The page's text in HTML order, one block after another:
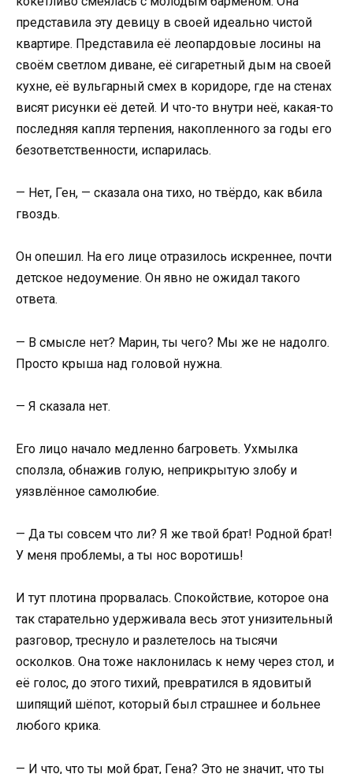
представила эту девицу в своей идеально чистой
квартире. Представила её леопардовые лосины на
своём светлом диване, её сигаретный дым на своей
кухне, её вульгарный смех в коридоре, где на стенах
висят рисунки её детей. И что-то внутри неё, какая-то
последняя капля терпения, накопленного за годы его
безответственности, испарилась.
— Нет, Ген, — сказала она тихо, но твёрдо, как вбила
гвоздь.
Он опешил. На его лице отразилось искреннее, почти
детское недоумение. Он явно не ожидал такого
ответа.
— В смысле нет? Марин, ты чего? Мы же не надолго.
Просто крыша над головой нужна.
— Я сказала нет.
Его лицо начало медленно багроветь. Ухмылка
сползла, обнажив голую, неприкрытую злобу и
уязвлённое самолюбие.
— Да ты совсем что ли? Я же твой брат! Родной брат!
У меня проблемы, а ты нос воротишь!
И тут плотина прорвалась. Спокойствие, которое она
так старательно удерживала весь этот унизительный
разговор, треснуло и разлетелось на тысячи
осколков. Она тоже наклонилась к нему через стол, и
её голос, до этого тихий, превратился в ядовитый
шипящий шёпот, который был страшнее и больнее
любого крика.
— И что, что ты мой брат, Гена? Это не значит, что ты